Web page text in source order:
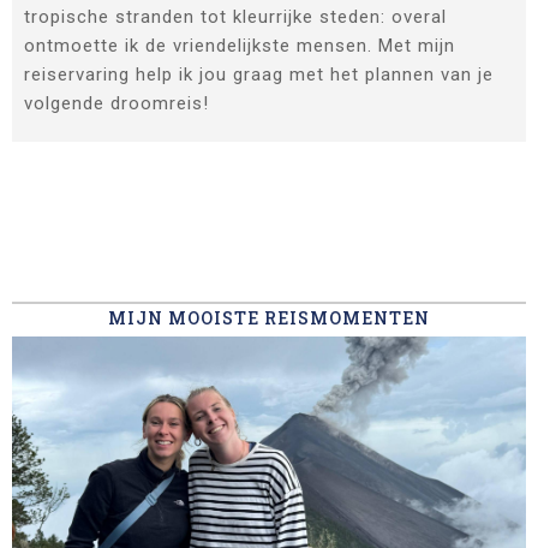
tropische stranden tot kleurrijke steden: overal
ontmoette ik de vriendelijkste mensen. Met mijn
reiservaring help ik jou graag met het plannen van je
volgende droomreis!
MIJN MOOISTE REISMOMENTEN